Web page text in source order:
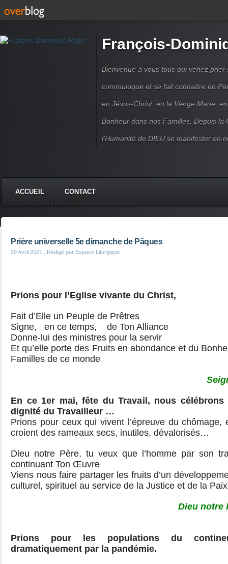
François-
Bienvenue à vous tous qui venez prier
communique et se fait connaître en
en Jésus-Christ, en la Vierge Marie,
Bonheur dans nos Familles. Depuis la
l'Humanité de DIEU se manifester en
ACCUEIL CONTACT
Prière universelle 5e dimanche de Pâques
29 Avril 2021 , Rédigé par Espace Liturgique
Prions pour l’Eglise vivante du Christ,
Fait d’Elle un Peuple de Prêtres
Signe, en ce temps, de Ton Alliance
Donne-lui des ministres pour la servir
Et qu’elle porte des Fruits en abondance et du
Familles de ce monde
En ce 1er mai, fête du Travail, nous
dignité du Travailleur …
Prions pour ceux qui vivent l’épreuve du
croient des rameaux secs, inutiles, dévalorisés…
Dieu notre Père, tu veux que l’homme par son
continuant Ton Œuvre
Viens nous faire partager les fruits d’un
culturel, spirituel au service de la Justice et de la
Dieu notre
Prions pour les populations du
dramatiquement par la pandémie.